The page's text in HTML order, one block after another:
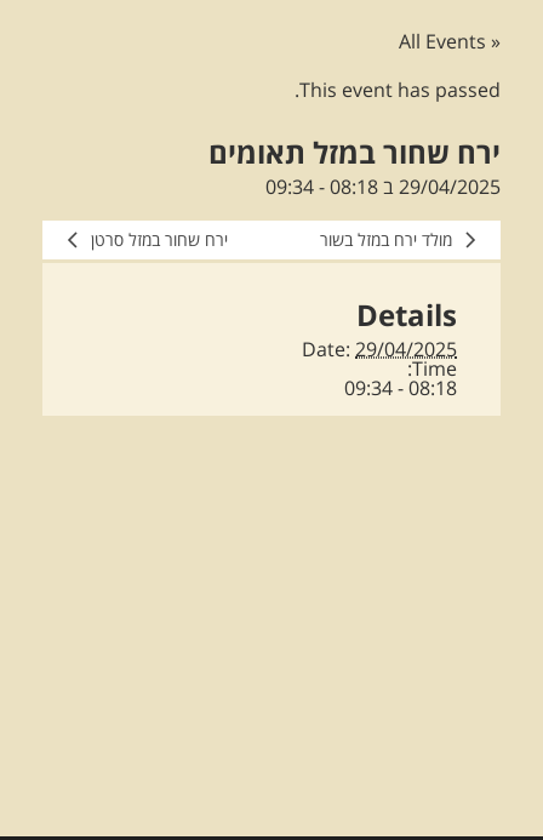
« All Events
This event has passed.
ירח שחור במזל תאומים
29/04/2025 ב 08:18 -
09:34
מולד ירח במזל בשור ירח שחור במזל סרטן
Details
Date: 29/04/2025
Time:
08:18 - 09:34